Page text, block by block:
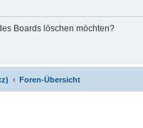
Boards löschen möchten?
Foren-Übersicht